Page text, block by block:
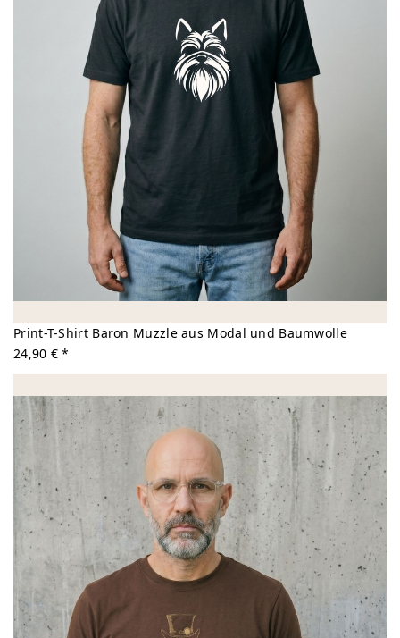
Print-T-Shirt Baron Muzzle aus Modal und Baumwolle
24,90 € *